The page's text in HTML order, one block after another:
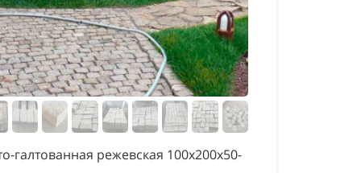
галтованная режевская 100х200х50-